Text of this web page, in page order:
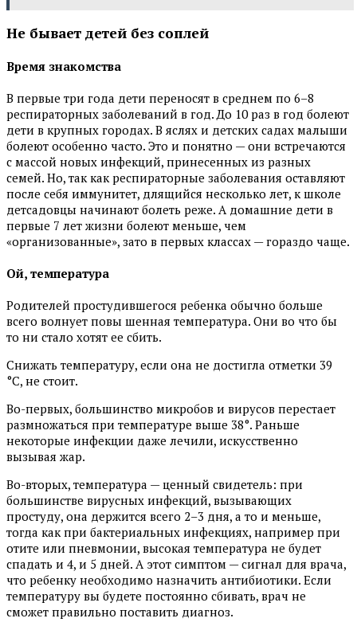
Не бывает детей без соплей
Время знакомства
В первые три года дети переносят в среднем по 6–8
респираторных заболеваний в год. До 10 раз в год болеют
дети в крупных городах. В яслях и детских садах малыши
болеют особенно часто. Это и понятно — они встречаются
с массой новых инфекций, принесенных из разных
семей. Но, так как респираторные заболевания оставляют
после себя иммунитет, длящийся несколько лет, к школе
детсадовцы начинают болеть реже. А домашние дети в
первые 7 лет жизни болеют меньше, чем
«организованные», зато в первых классах — гораздо чаще.
Ой, температура
Родителей простудившегося ребенка обычно больше
всего волнует повы шенная температура. Они во что бы
то ни стало хотят ее сбить.
Снижать температуру, если она не достигла отметки 39
°С, не стоит.
Во-первых, большинство микробов и вирусов перестает
размножаться при температуре выше 38°. Раньше
некоторые инфекции даже лечили, искусственно
вызывая жар.
Во-вторых, температура — ценный свидетель: при
большинстве вирусных инфекций, вызывающих
простуду, она держится всего 2–3 дня, а то и меньше,
тогда как при бактериальных инфекциях, например при
отите или пневмонии, высокая температура не будет
спадать и 4, и 5 дней. А этот симптом — сигнал для врача,
что ребенку необходимо назначить антибиотики. Если
температуру вы будете постоянно сбивать, врач не
сможет правильно поставить диагноз.